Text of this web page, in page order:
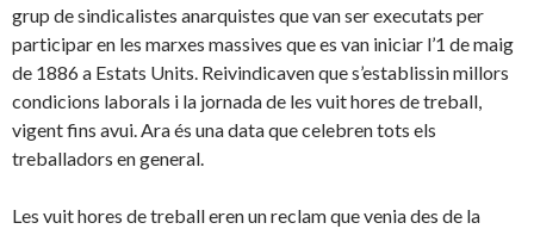
grup de sindicalistes anarquistes que van ser executats per
participar en les marxes massives que es van iniciar l’1 de maig
de 1886 a Estats Units. Reivindicaven que s’establissin millors
condicions laborals i la jornada de les vuit hores de treball,
vigent fins avui. Ara és una data que celebren tots els
treballadors en general.
Les vuit hores de treball eren un reclam que venia des de la